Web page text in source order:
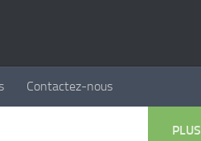
Contactez-nous
PLUS